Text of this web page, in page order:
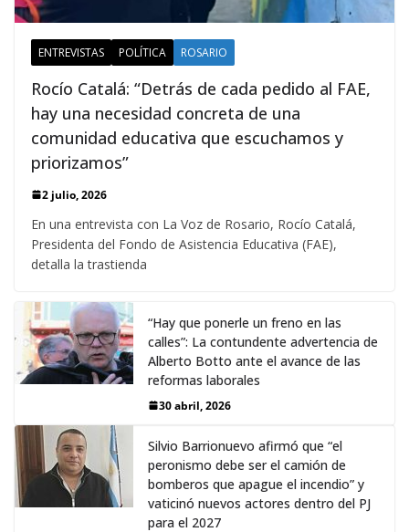
ENTREVISTAS POLÍTICA ROSARIO
Rocío Catalá: “Detrás de cada pedido al FAE,
hay una necesidad concreta de una
comunidad educativa que escuchamos y
priorizamos”
2 julio, 2026
En una entrevista con La Voz de Rosario, Rocío Catalá,
Presidenta del Fondo de Asistencia Educativa (FAE),
detalla la trastienda
“Hay que ponerle un freno en las
calles”: La contundente advertencia de
Alberto Botto ante el avance de las
reformas laborales
30 abril, 2026
Silvio Barrionuevo afirmó que “el
peronismo debe ser el camión de
bomberos que apague el incendio” y
vaticinó nuevos actores dentro del PJ
para el 2027